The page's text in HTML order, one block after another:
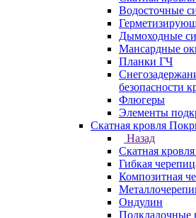
Водосточные
Дымоходные
Мансардные
Планки ГЧ
безопасности
Флюгеры
Элементы
Скатная кровля
Назад
Скатная
Гибкая
Композитная
Ондулин
Подкладочные